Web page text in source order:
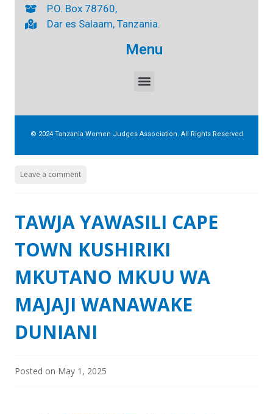
P.O. Box 78760,
Dar es Salaam, Tanzania.
Menu
© 2024 Tanzania Women Judges Association. All Rights Reserved
Leave a comment
TAWJA YAWASILI CAPE
TOWN KUSHIRIKI
MKUTANO MKUU WA
MAJAJI WANAWAKE
DUNIANI
Posted on May 1, 2025